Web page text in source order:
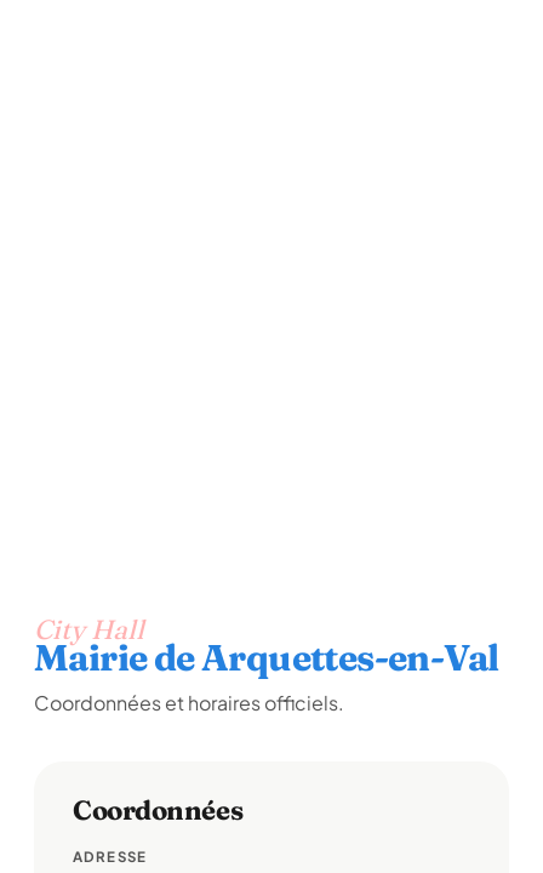
City Hall
Mairie de Arquettes-en-Val
Coordonnées et horaires officiels.
Coordonnées
ADRESSE